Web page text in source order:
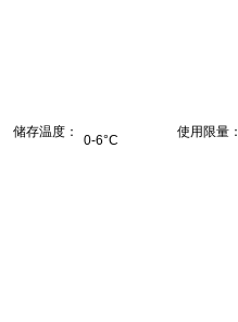
储存温度：
0-6°C
使用限量：